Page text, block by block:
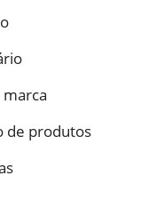
de produtos